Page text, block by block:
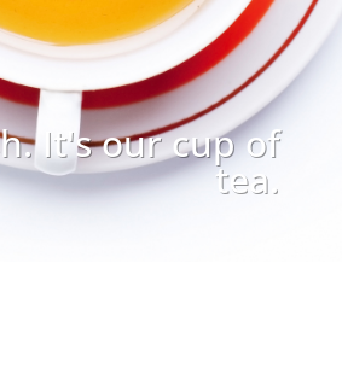
It's our cup of
tea.